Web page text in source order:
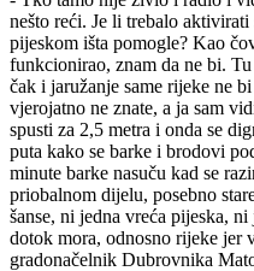
nešto reći. Je li trebalo
pijeskom išta pomogle? Kao
funkcionirao, znam da ne bi.
čak i jaružanje same rijeke ne
vjerojatno ne znate, a ja sam
spusti za 2,5 metra i onda se
puta kako se barke i brodovi
minute barke nasuču kad se
priobalnom dijelu, posebno
šanse, ni jedna vreća pijeska,
dotok mora, odnosno rijeke jer
gradonačelnik Dubrovnika